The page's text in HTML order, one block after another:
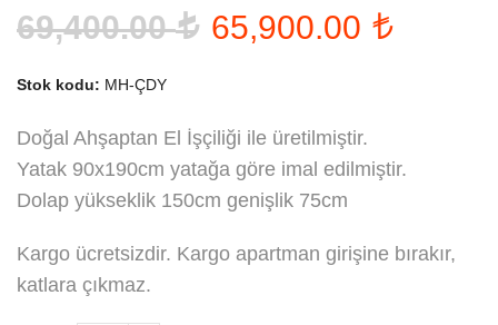
69,400.00
Orijinal
65,900.00
Stok kodu: MH-ÇDY
Doğal Ahşaptan El İşçiliği ile üretilmiştir.
Yatak 90x190cm yatağa göre imal edilmiştir.
Dolap yükseklik 150cm genişlik 75cm
Kargo ücretsizdir. Kargo apartman girişine bırakır,
katlara çıkmaz.